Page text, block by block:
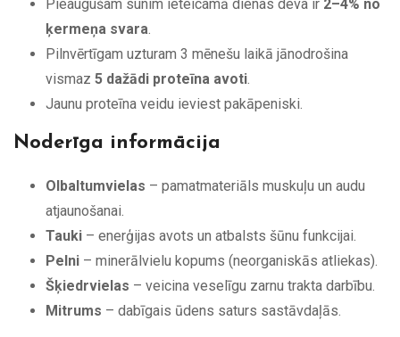
Pieaugušam sunim ieteicamā dienas deva ir 2–4% no
ķermeņa svara
Pilnvērtīgam uzturam 3 mēnešu laikā jānodrošina
vismaz 5 dažādi proteīna avoti
Jaunu proteīna veidu ieviest pakāpeniski.
Noderīga informācija
Olbaltumvielas – pamatmateriāls muskuļu un audu
atjaunošanai.
Tauki – enerģijas avots un atbalsts šūnu funkcijai.
Pelni – minerālvielu kopums (neorganiskās atliekas).
Šķiedrvielas – veicina veselīgu zarnu trakta darbību.
Mitrums – dabīgais ūdens saturs sastāvdaļās.